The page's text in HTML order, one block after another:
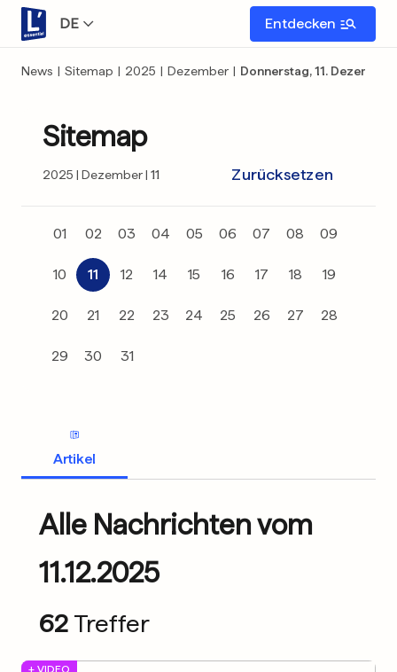
DE Entdecken
News | Sitemap | 2025 | Dezember | Donnerstag, 11. Dezember
Sitemap
2025 Dezember 11 Zurücksetzen
01 02 03 04 05 06 07 08 09
10 11 12 14 15 16 17 18 19
20 21 22 23 24 25 26 27 28
29 30 31
Artikel
Alle Nachrichten vom
11.12.2025
62 Treffer
+ VIDEO